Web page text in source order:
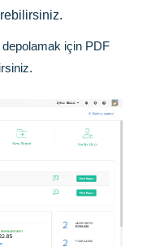
depolamak için PDF